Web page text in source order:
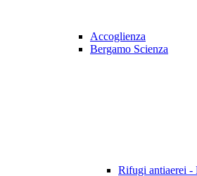
Accoglienza
Bergamo Scienza
Rifugi antiaerei -